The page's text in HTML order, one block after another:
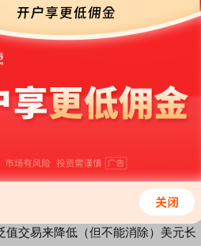
或有至少两次降息。
BlueBay Asset Management首席
比，沃什可能被认为鸽派程度较
对美联储的独立性构成威胁。”
队在报告中写道：“我们不建议在
，我们认为沃什是一位务实主义
交易来降低（但不能消除）美元长